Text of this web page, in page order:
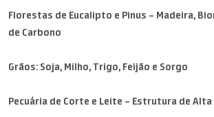
Florestas de Eucalipto e Pinus – Madeira,
de Carbono
Grãos: Soja, Milho, Trigo, Feijão e Sorgo
Pecuária de Corte e Leite – Estrutura de Alta